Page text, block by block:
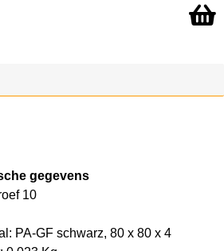
gegevens
10
PA-GF schwarz, 80 x 80 x 4